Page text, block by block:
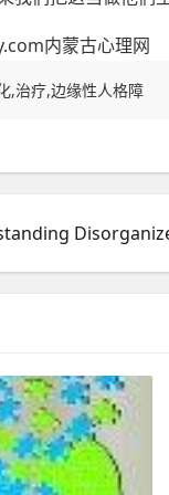
内蒙古心理网
,治疗,边缘性人格障
Disorganized Attachment